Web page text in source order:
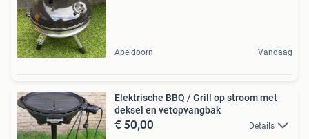
Apeldoorn Vandaag
Elektrische BBQ / Grill op stroom met
deksel en vetopvangbak
€ 50,00 Details